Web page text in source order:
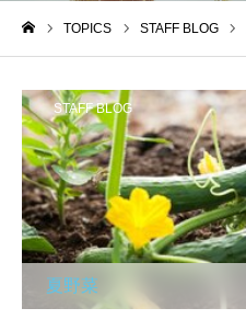
TOPICS STAFF BLOG
STAFF BLOG
夏野菜